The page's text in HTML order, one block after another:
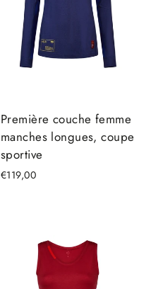
Première couche femme
manches longues, coupe
sportive
€119,00